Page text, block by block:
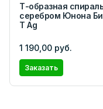
Т-образная
серебром Юнона
Т Ag
1 190,00 руб.
Заказать